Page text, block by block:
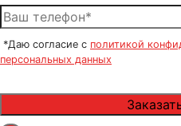
*Даю согласие с политикой
персональных данных